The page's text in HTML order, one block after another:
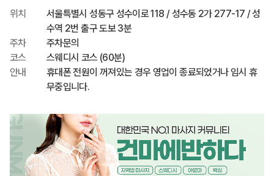
위치
서울특별시 성동구 성수이로 118 / 성수동 2가 277-17 / 성
수역 2번 출구 도보 3분
주차
주차문의
코스
스웨디시 코스 (60분)
안내
휴대폰 전원이 꺼져있는 경우 영업이 종료되었거나 임시 휴
무중입니다.